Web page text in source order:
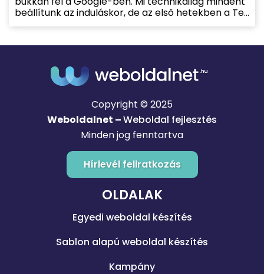
beállítunk az induláskor, de az első hetekben a Te
aktivitásod adja meg az igazi lendületet. Minél
forgalmat kap az oldal, annál gyorsabban lesz
Copyright © 2025
Weboldalnet –Weboldal fejlesztés
Minden jog fenntartva
Hírlevél feliratkozás
OLDALAK
Egyedi weboldal készítés
Sablon alapú weboldal készítés
Kampány